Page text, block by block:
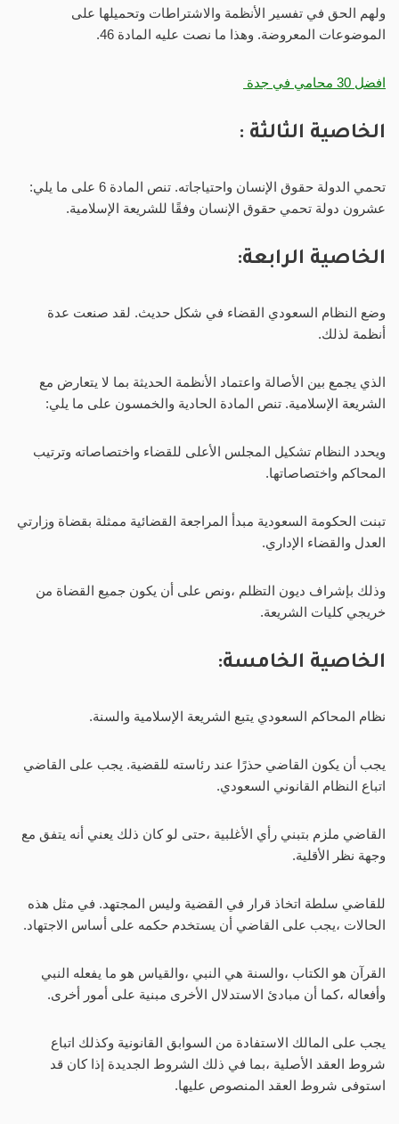
ولهم الحق في تفسير الأنظمة والاشتراطات وتحميلها على
الموضوعات المعروضة. وهذا ما نصت عليه المادة 46.
افضل 30 محامي في جدة
الخاصية الثالثة :
تحمي الدولة حقوق الإنسان واحتياجاته. تنص المادة 6 على ما يلي:
عشرون دولة تحمي حقوق الإنسان وفقًا للشريعة الإسلامية.
الخاصية الرابعة:
وضع النظام السعودي القضاء في شكل حديث. لقد صنعت عدة
أنظمة لذلك.
الذي يجمع بين الأصالة واعتماد الأنظمة الحديثة بما لا يتعارض مع
الشريعة الإسلامية. تنص المادة الحادية والخمسون على ما يلي:
ويحدد النظام تشكيل المجلس الأعلى للقضاء واختصاصاته وترتيب
المحاكم واختصاصاتها.
تبنت الحكومة السعودية مبدأ المراجعة القضائية ممثلة بقضاة وزارتي
العدل والقضاء الإداري.
وذلك بإشراف ديون التظلم ،ونص على أن يكون جميع القضاة من
خريجي كليات الشريعة.
الخاصية الخامسة:
نظام المحاكم السعودي يتبع الشريعة الإسلامية والسنة.
يجب أن يكون القاضي حذرًا عند رئاسته للقضية. يجب على القاضي
اتباع النظام القانوني السعودي.
القاضي ملزم بتبني رأي الأغلبية ،حتى لو كان ذلك يعني أنه يتفق مع
وجهة نظر الأقلية.
للقاضي سلطة اتخاذ قرار في القضية وليس المجتهد. في مثل هذه
الحالات ،يجب على القاضي أن يستخدم حكمه على أساس الاجتهاد.
القرآن هو الكتاب ،والسنة هي النبي ،والقياس هو ما يفعله النبي
وأفعاله ،كما أن مبادئ الاستدلال الأخرى مبنية على أمور أخرى.
يجب على المالك الاستفادة من السوابق القانونية وكذلك اتباع
شروط العقد الأصلية ،بما في ذلك الشروط الجديدة إذا كان قد
استوفى شروط العقد المنصوص عليها.